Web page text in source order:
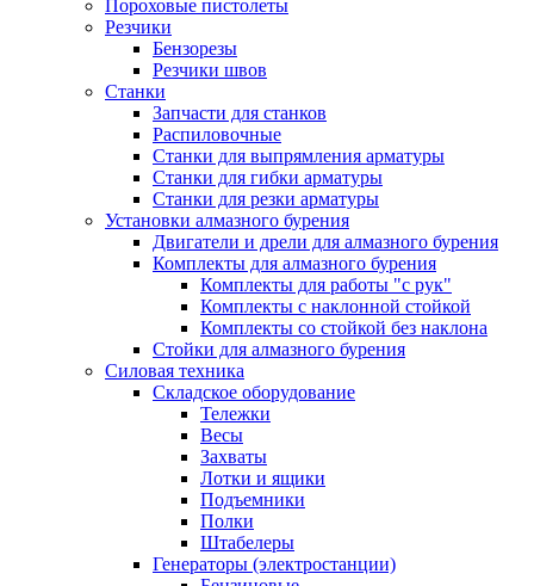
Пороховые пистолеты
Резчики
Бензорезы
Резчики швов
Станки
Запчасти для станков
Распиловочные
Станки для выпрямления арматуры
Станки для гибки арматуры
Станки для резки арматуры
Установки алмазного бурения
Двигатели и дрели для алмазного бурения
Комплекты для алмазного бурения
Комплекты для работы "с рук"
Комплекты с наклонной стойкой
Комплекты со стойкой без наклона
Стойки для алмазного бурения
Силовая техника
Складское оборудование
Тележки
Весы
Захваты
Лотки и ящики
Подъемники
Полки
Штабелеры
Генераторы (электростанции)